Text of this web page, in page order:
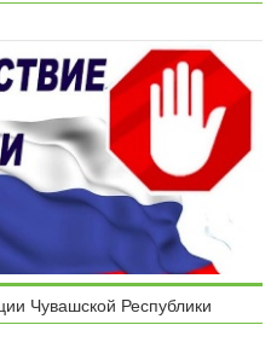
Чувашской Республики